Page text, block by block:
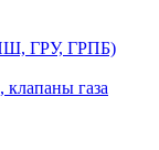
ГРУ, ГРПБ)
клапаны газа